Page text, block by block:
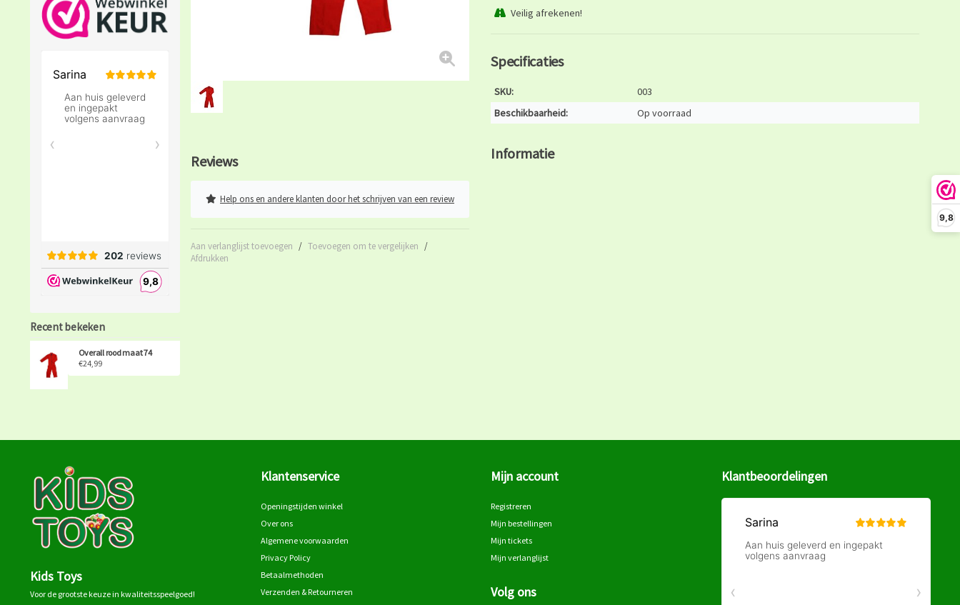
9,8
Recent bekeken
Overall rood maat 74
€24,99
Reviews
Help ons en andere klanten door het schrijven van een review
Aan verlanglijst toevoegen / Toevoegen om te vergelijken /
Afdrukken
Veilig afrekenen!
Specificaties
SKU:
003
Beschikbaarheid:
Op voorraad
Informatie
Kids Toys
Voor de grootste keuze in kwaliteitsspeelgoed!
Klantenservice
Openingstijden winkel
Over ons
Algemene voorwaarden
Privacy Policy
Betaalmethoden
Verzenden & Retourneren
Mijn account
Registreren
Mijn bestellingen
Mijn tickets
Mijn verlanglijst
Volg ons
Klantbeoordelingen